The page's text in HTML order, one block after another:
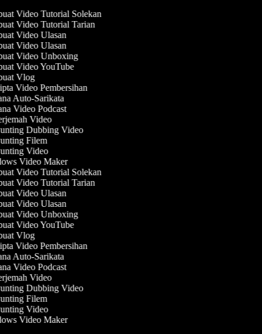
Video Tutorial Solekan
Video Tutorial Tarian
Video Ulasan
Video Ulasan
Video Unboxing
Video YouTube
Vlog
Video Pembersihan
Auto-Sarikata
Video Podcast
Video
Dubbing Video
Filem
Video
Video Maker
Video Tutorial Solekan
Video Tutorial Tarian
Video Ulasan
Video Ulasan
Video Unboxing
Video YouTube
Vlog
Video Pembersihan
Auto-Sarikata
Video Podcast
Video
Dubbing Video
Filem
Video
Video Maker